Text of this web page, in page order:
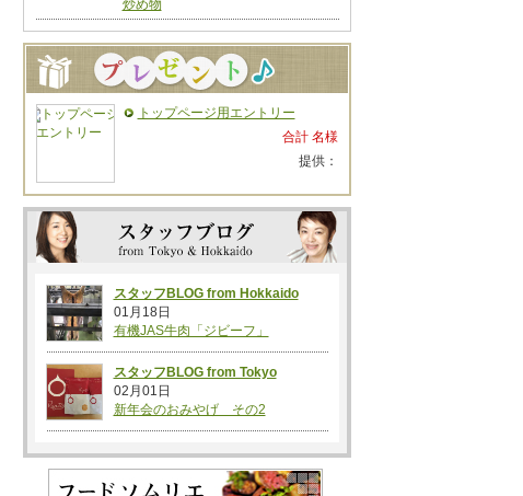
炒め物
トップページ用エントリー
合計 名様
提供：
スタッフBLOG from Hokkaido
01月18日
有機JAS牛肉「ジビーフ」
スタッフBLOG from Tokyo
02月01日
新年会のおみやげ その2